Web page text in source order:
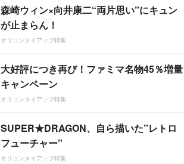
森崎ウィン×向井康二“両片思い”にキュン
が止まらん！
オリコンタイアップ特集
大好評につき再び！ファミマ名物45％増量
キャンペーン
オリコンタイアップ特集
SUPER★DRAGON、自ら描いた”レトロ
フューチャー”
オリコンタイアップ特集